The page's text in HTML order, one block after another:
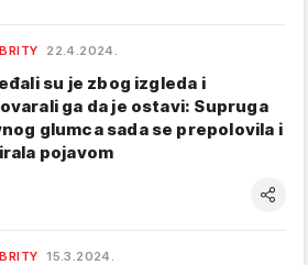
22.4.2024.
su je zbog izgleda i
ga da je ostavi: Supruga
glumca sada se prepolovila i
pojavom
15.3.2024.